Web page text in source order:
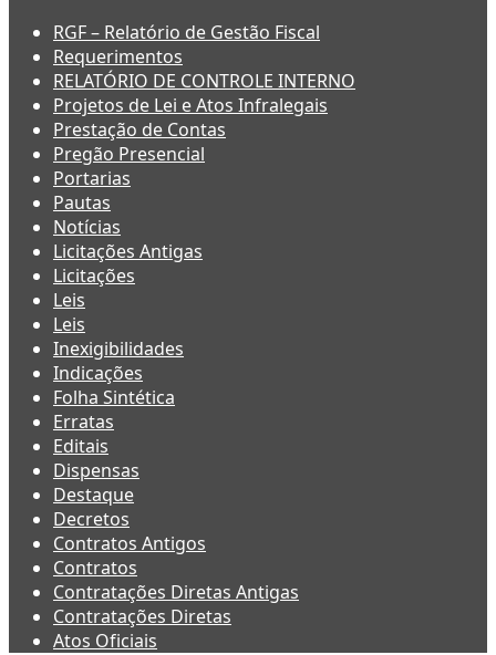
RGF – Relatório de Gestão Fiscal
Requerimentos
RELATÓRIO DE CONTROLE INTERNO
Projetos de Lei e Atos Infralegais
Prestação de Contas
Pregão Presencial
Portarias
Pautas
Notícias
Licitações Antigas
Licitações
Leis
Leis
Inexigibilidades
Indicações
Folha Sintética
Erratas
Editais
Dispensas
Destaque
Decretos
Contratos Antigos
Contratos
Contratações Diretas Antigas
Contratações Diretas
Atos Oficiais